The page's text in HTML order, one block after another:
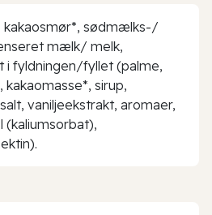
kakaosmør*, sødmælks-/
mælk/ melk,
fyldningen/fyllet (palme,
sirup,
vaniljeekstrakt, aromaer,
(kaliumsorbat),